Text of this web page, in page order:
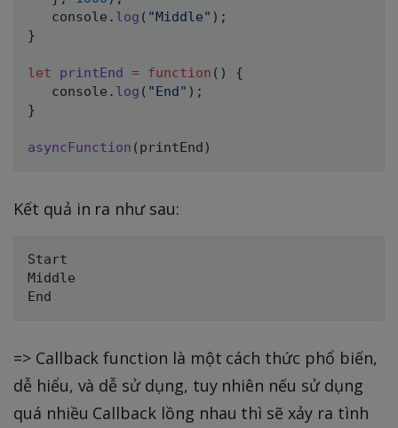
   console
. log ( "Middle" ) ;
}
let printEnd = function ( )
{
   console
. log ( "End" ) ;
}
asyncFunction ( printEnd )
Kết quả in ra như sau:
Start
Middle
=> Callback function là một cách thức phổ biến,
dễ hiểu, và dễ sử dụng, tuy nhiên nếu sử dụng
quá nhiều Callback lồng nhau thì sẽ xảy ra tình